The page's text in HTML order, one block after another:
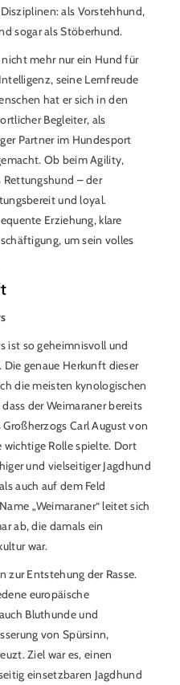
als Vorstehhund,
sogar als Stöberhund.
mehr nur ein Hund für
seine Lernfreude
hat er sich in den
Begleiter, als
Partner im Hundesport
Ob beim Agility,
– der
und loyal.
Erziehung, klare
um sein volles
ist so geheimnisvoll und
genaue Herkunft dieser
die meisten kynologischen
der Weimaraner bereits
Carl August von
wichtige Rolle spielte. Dort
und vielseitiger Jagdhund
auch auf dem Feld
„Weimaraner“ leitet sich
ab, die damals ein
war.
zur Entstehung der Rasse.
europäische
Bluthunde und
von Spürsinn,
Ziel war es, einen
einsetzbaren Jagdhund